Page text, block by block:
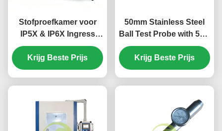
Stofproefkamer voor
IP5X & IP6X Ingress
Protection Testing.
Krijg Beste Prijs
50mm Stainless Steel
Ball Test Probe with 50N
Force for Precision IEC
61032 IP Testing
Equipment HT-I01
Krijg Beste Prijs